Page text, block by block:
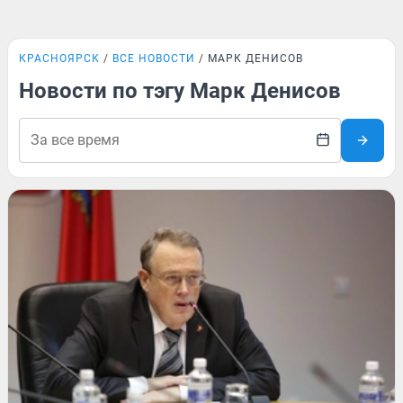
КРАСНОЯРСК ВСЕ НОВОСТИ МАРК ДЕНИСОВ
Новости по тэгу Марк Денисов